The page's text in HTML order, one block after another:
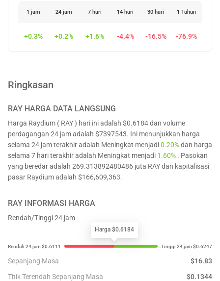
1 jam 24 jam 7 hari 14 hari 30 hari 1 Tahun
+0.3% +0.2% +1.6% -4.4% -16.5% -76.9%
Ringkasan
RAY HARGA DATA LANGSUNG
Harga Raydium ( RAY ) hari ini adalah $0.6184 dan volume
perdagangan 24 jam adalah $7397543. Ini menunjukkan harga
selama 24 jam terakhir adalah Meningkat menjadi0.20%dan harga
selama 7 hari terakhir adalah Meningkat menjadi 1.60% . Pasokan
yang beredar adalah 269.313892480486 juta RAY dan kapitalisasi
pasar Raydium adalah $166,609,363.
RAY INFORMASI HARGA
Rendah/Tinggi 24 jam
Harga $0.6184
Sepanjang Masa $16.83
Titik Terendah Sepanjang Masa
$0.1344